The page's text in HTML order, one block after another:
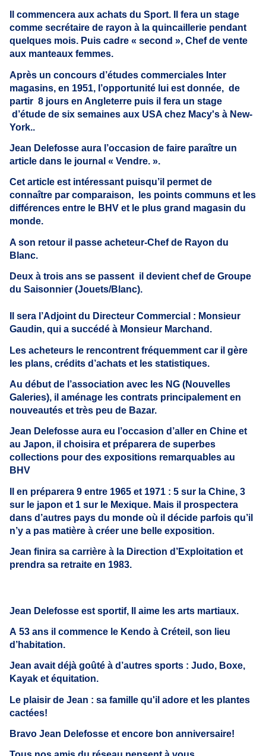
Il commencera aux achats du Sport. Il fera un stage
comme secrétaire de rayon à la quincaillerie pendant
quelques mois. Puis cadre « second », Chef de vente
aux manteaux femmes.
Après un concours d’études commerciales Inter
magasins, en 1951, l’opportunité lui est donnée, de
partir 8 jours en Angleterre puis il fera un stage
d’étude de six semaines aux USA chez Macy's à New-
York..
Jean Delefosse aura l’occasion de faire paraître un
article dans le journal « Vendre. ».
Cet article est intéressant puisqu’il permet de
connaître par comparaison, les points communs et les
différences entre le BHV et le plus grand magasin du
monde.
A son retour il passe acheteur-Chef de Rayon du
Blanc.
Deux à trois ans se passent il devient chef de Groupe
du Saisonnier (Jouets/Blanc).
Il sera l’Adjoint du Directeur Commercial : Monsieur
Gaudin, qui a succédé à Monsieur Marchand.
Les acheteurs le rencontrent fréquemment car il gère
les plans, crédits d’achats et les statistiques.
Au début de l’association avec les NG (Nouvelles
Galeries), il aménage les contrats principalement en
nouveautés et très peu de Bazar.
Jean Delefosse aura eu l’occasion d’aller en Chine et
au Japon, il choisira et préparera de superbes
collections pour des expositions remarquables au
BHV
Il en préparera 9 entre 1965 et 1971 : 5 sur la Chine, 3
sur le japon et 1 sur le Mexique. Mais il prospectera
dans d’autres pays du monde où il décide parfois qu’il
n’y a pas matière à créer une belle exposition.
Jean finira sa carrière à la Direction d’Exploitation et
prendra sa retraite en 1983.
Jean Delefosse est sportif, Il aime les arts martiaux.
A 53 ans il commence le Kendo à Créteil, son lieu
d’habitation.
Jean avait déjà goûté à d’autres sports : Judo, Boxe,
Kayak et équitation.
Le plaisir de Jean : sa famille qu'il adore et les plantes
cactées!
Bravo Jean Delefosse et encore bon anniversaire!